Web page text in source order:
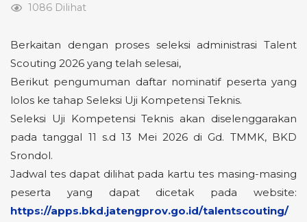
1086 Dilihat
Berkaitan dengan proses seleksi administrasi Talent
Scouting 2026 yang telah selesai,
Berikut pengumuman daftar nominatif peserta yang
lolos ke tahap Seleksi Uji Kompetensi Teknis.
Seleksi Uji Kompetensi Teknis akan diselenggarakan
pada tanggal 11 s.d 13 Mei 2026 di Gd. TMMK, BKD
Srondol.
Jadwal tes dapat dilihat pada kartu tes masing-masing
peserta yang dapat dicetak pada website:
https://apps.bkd.jatengprov.go.id/talentscouting/